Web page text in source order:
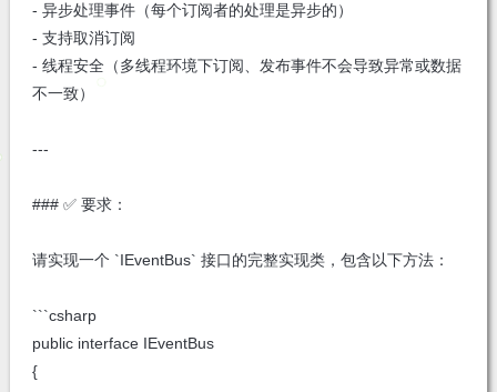
- 异步处理事件（每个订阅者的处理是异步的）
- 支持取消订阅
- 线程安全（多线程环境下订阅、发布事件不会导致异常或数据
不一致）
---
### ✅ 要求：
请实现一个 `IEventBus` 接口的完整实现类，包含以下方法：
```csharp
public interface IEventBus
{